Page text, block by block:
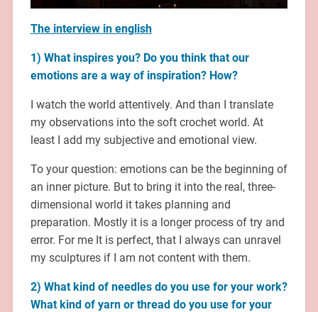
The interview in english
1) What inspires you? Do you think that our
emotions are a way of inspiration? How?
I watch the world attentively. And than I translate
my observations into the soft crochet world. At
least I add my subjective and emotional view.
To your question: emotions can be the beginning of
an inner picture. But to bring it into the real, three-
dimensional world it takes planning and
preparation. Mostly it is a longer process of try and
error. For me It is perfect, that I always can unravel
my sculptures if I am not content with them.
2) What kind of needles do you use for your work?
What kind of yarn or thread do you use for your